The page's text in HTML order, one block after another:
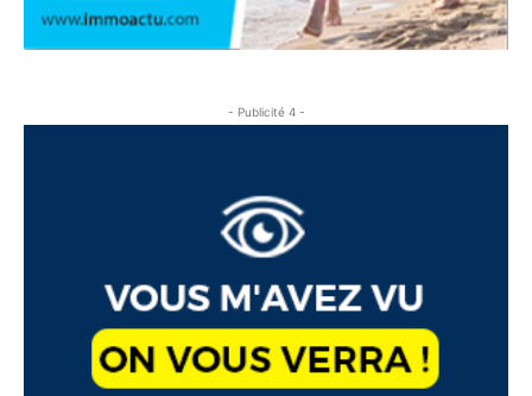
- Publicité 4 -